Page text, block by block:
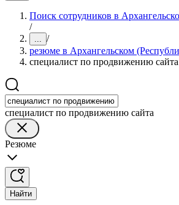
Поиск сотрудников в
/
... /
резюме в Архангельском
специалист по продвижению сайта
специалист по продвижению сайта
Резюме
Найти